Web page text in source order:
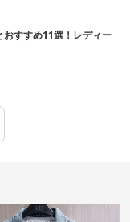
すすめ11選！レディー